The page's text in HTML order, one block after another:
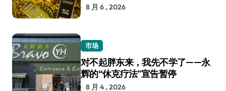
8 月 6 , 2026
市场
对不起胖东来，我先不学了——永
辉的“休克疗法”宣告暂停
8 月 4 , 2026